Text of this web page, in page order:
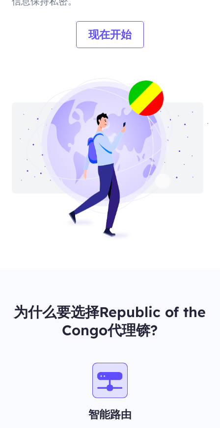
现在开始
为什么要选择Republic of the
Congo代理锛?
智能路由